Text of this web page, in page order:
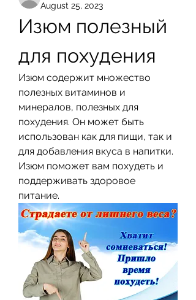
August 25, 2023
Изюм полезный
для похудения
Изюм содержит множество
полезных витаминов и
минералов, полезных для
похудения. Он может быть
использован как для пищи, так и
для добавления вкуса в напитки.
Изюм поможет вам похудеть и
поддерживать здоровое
питание.